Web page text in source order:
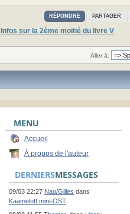
RÉPONDRE PARTAGER
Infos sur la 2ème moitié du livre V
Aller à:
MENU
Accueil
À propos de l'auteur
DERNIERSMESSAGES
09/03 22:27 Nao/Gilles dans
Kaamelott mini-OST